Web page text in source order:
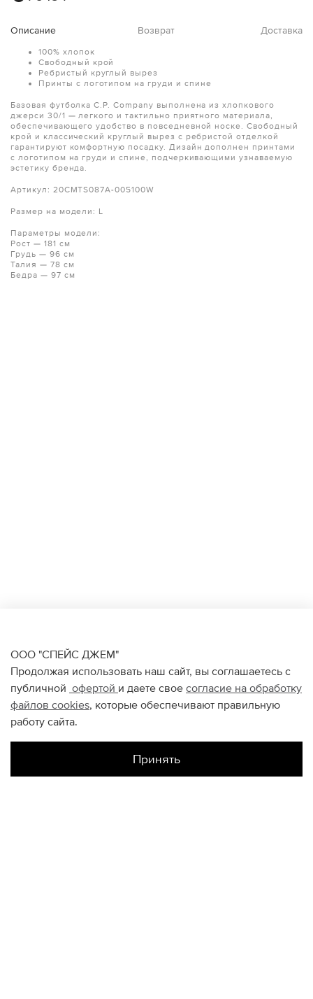
Описание Возврат Доставка
100% хлопок
Свободный крой
Ребристый круглый вырез
Принты с логотипом на груди и спине
Базовая футболка C.P. Company выполнена из хлопкового
джерси 30/1 — легкого и тактильно приятного материала,
обеспечивающего удобство в повседневной носке. Свободный
крой и классический круглый вырез с ребристой отделкой
гарантируют комфортную посадку. Дизайн дополнен принтами
с логотипом на груди и спине, подчеркивающими узнаваемую
эстетику бренда.
Артикул: 20CMTS087A-005100W
Размер на модели: L
Параметры модели:
Рост — 181 см
Грудь — 96 см
Талия — 78 см
Бедра — 97 см
ООО "СПЕЙС ДЖЕМ"
Продолжая использовать наш сайт, вы соглашаетесь с
публичной офертой и даете свое согласие на обработку
файлов cookies, которые обеспечивают правильную
работу сайта.
Принять